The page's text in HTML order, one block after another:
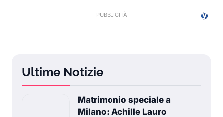
Ultime Notizie
Matrimonio speciale a
Milano: Achille Lauro